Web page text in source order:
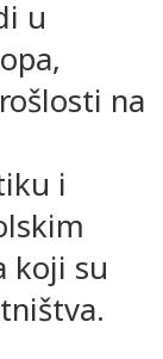
u
na
i
koji su